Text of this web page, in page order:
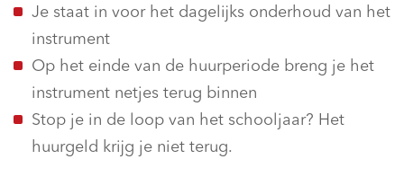
Je staat in voor het dagelijks onderhoud van het
instrument
Op het einde van de huurperiode breng je het
instrument netjes terug binnen
Stop je in de loop van het schooljaar? Het
huurgeld krijg je niet terug.